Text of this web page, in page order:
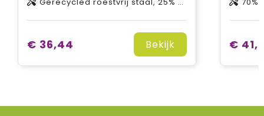
€ 36,44 Bekijk €